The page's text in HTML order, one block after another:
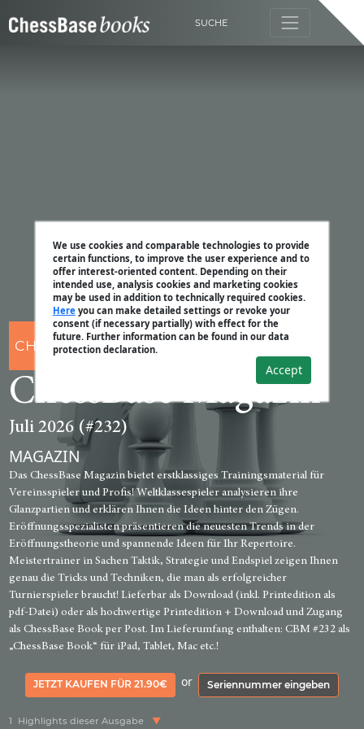
SUCHE
We use cookies and comparable technologies to provide
certain functions, to improve the user experience and to
offer interest-oriented content. Depending on their
intended use, analysis cookies and marketing cookies
may be used in addition to technically required cookies.
Hereyou can make detailed settings or revoke your
consent (if necessary partially) with effect for the
future. Further information can be found in our data
protection declaration.
Accept
CHESSBASE
ChessBase Magazin
Juli 2026 (#232)
MAGAZIN
Das ChessBase Magazin bietet erstklassiges Trainingsmaterial für
Vereinsspieler und Profis! Weltklassespieler analysieren ihre
Glanzpartien und erklären Ihnen die Ideen hinter den Zügen.
Eröffnungsspezialisten präsentieren die neuesten Trends in der
Eröffnungstheorie und spannende Ideen für Ihr Repertoire.
Meistertrainer in Sachen Taktik, Strategie und Endspiel zeigen Ihnen
genau die Tricks und Techniken, die man als erfolgreicher
Turnierspieler braucht! Lieferbar als Download (inkl. Printedition als
pdf-Datei) oder als hochwertige Printedition + Download und Zugang
als ChessBase Book per Post. Im Lieferumfang enthalten: CBM #232 als
„ChessBase Book“ für iPad, Tablet, Mac etc.!
JETZT KAUFEN FÜR 21.90€ or Seriennummer eingeben
1
Highlights dieser Ausgabe